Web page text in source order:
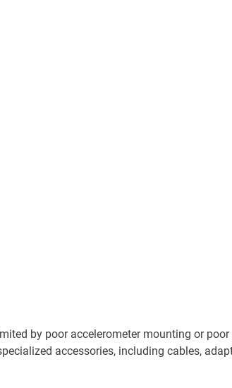
by poor accelerometer mounting or
accessories, including cables,